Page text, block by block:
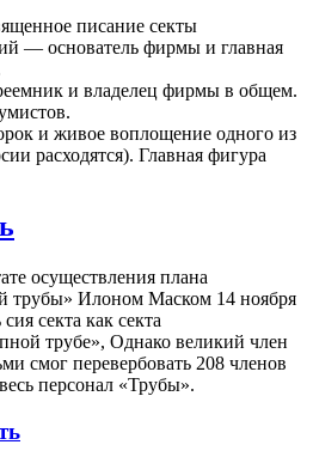
писание секты
— основатель фирмы и главная
и владелец фирмы в общем.
и живое воплощение одного из
расходятся). Главная фигура
осуществления плана
трубы» Илоном Маском 14 ноября
секта как секта
трубе», Однако великий член
смог перевербовать 208 членов
персонал «Трубы».